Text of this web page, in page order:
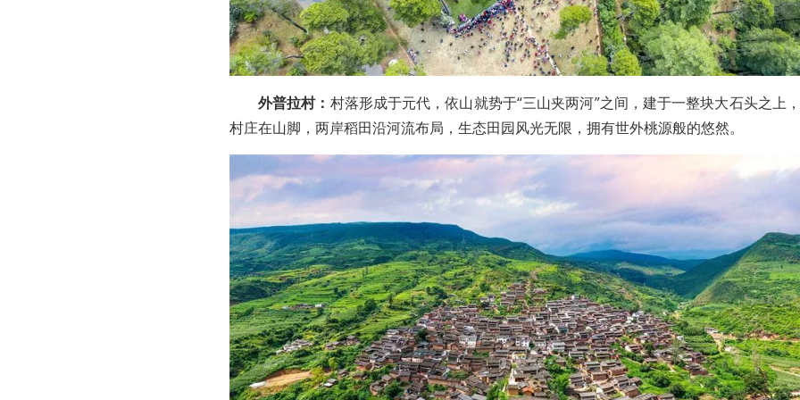
外普拉村： 村落形成于元代，依山就势于“三山夹两河”之间，建于一整块大石头之上
村庄在山脚，两岸稻田沿河流布局，生态田园风光无限，拥有世外桃源般的悠然。